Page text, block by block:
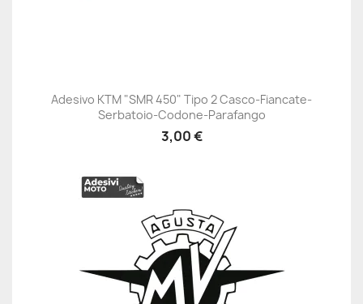
Adesivo KTM "SMR 450" Tipo 2 Casco-Fiancate-
Serbatoio-Codone-Parafango
3,00 €